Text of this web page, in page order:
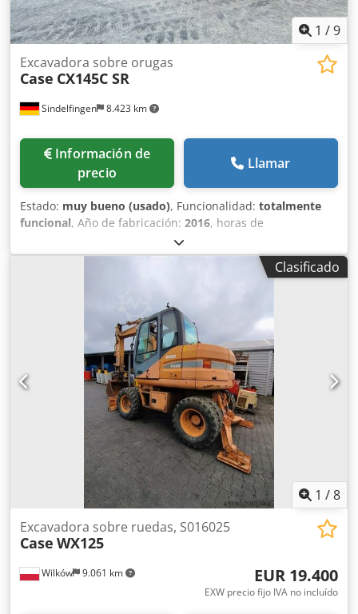
1 /9
Sindelfingen 8.423 km
Excavadora sobre orugas
Case CX145C SR
Información de
precio
Llamar
Estado: muy bueno (usado), Funcionalidad: totalmente
funcional, Año de fabricación: 2016, horas de
, * 11.500 horas de trabajo * Peso
operativo: 15.700 kg * Potencia del motor: 77 kW * Zapatas
Roadliner * Acoplador rápido hidráulico Dwjdpey Rm H
Clasificado
1 /8
Wilków 9.061 km
Excavadora sobre ruedas, S016025
Case WX125
EUR 19.400
EXW precio fijo IVA no incluído